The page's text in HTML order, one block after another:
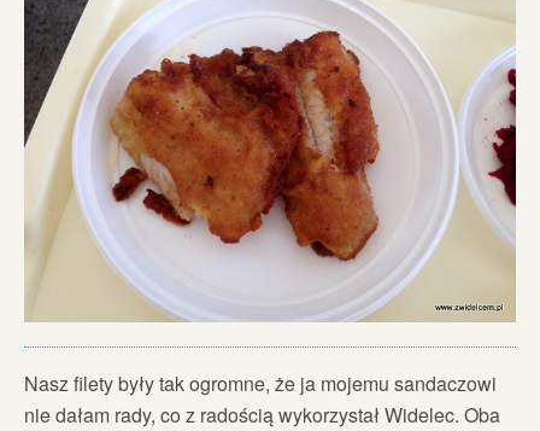
Nasz filety były tak ogromne, że ja mojemu sandaczowi
nie dałam rady, co z radością wykorzystał Widelec. Oba